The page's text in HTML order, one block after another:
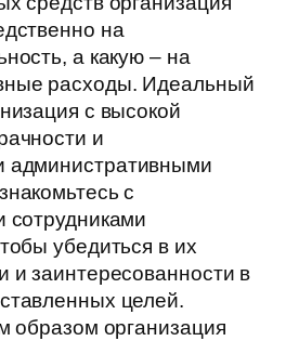
на
а какую – на
расходы. Идеальный
с высокой
и
с
сотрудниками
убедиться в их
и заинтересованности в
целей.
образом организация